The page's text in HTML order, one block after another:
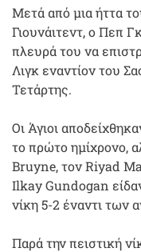
Μετά από μια ήττα
Γιουνάιτεντ, ο Πεπ
πλευρά του να
Λιγκ εναντίον του
Τετάρτης.
Οι Άγιοι
το πρώτο ημίχρονο,
Bruyne, τον Riyad
Ilkay Gundogan
νίκη 5-2 έναντι των
Παρά την πειστική